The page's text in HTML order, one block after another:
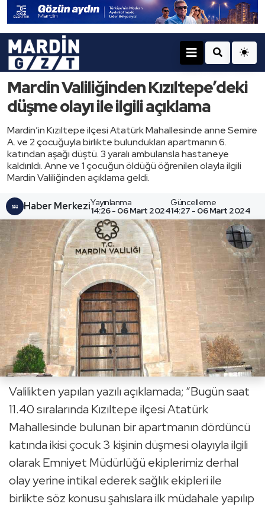
Mardin Valiliğinden Kızıltepe’deki
düşme olayı ile ilgili açıklama
Mardin’in Kızıltepe ilçesi Atatürk Mahallesinde anne Semire
A. ve 2 çocuğuyla birlikte bulundukları apartmanın 6.
katından aşağı düştü. 3 yaralı ambulansla hastaneye
kaldırıldı. Anne ve 1 çocuğun öldüğü öğrenilen olayla ilgili
Mardin Valiliğinden açıklama geldi.
Haber MerkeziYayınlanma
14:26 - 06 Mart 2024
Güncelleme
14:27 - 06 Mart 2024
Valilikten yapılan yazılı açıklamada; “Bugün saat
11.40 sıralarında Kızıltepe ilçesi Atatürk
Mahallesinde bulunan bir apartmanın dördüncü
katında ikisi çocuk 3 kişinin düşmesi olayıyla ilgili
olarak Emniyet Müdürlüğü ekiplerimiz derhal
olay yerine intikal ederek sağlık ekipleri ile
birlikte söz konusu şahıslara ilk müdahale yapılıp